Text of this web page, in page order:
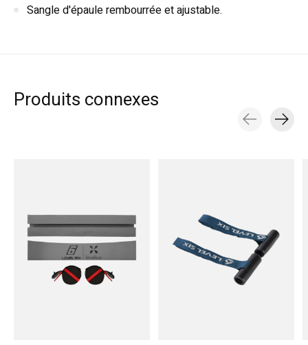
Sangle d'épaule rembourrée et ajustable.
Produits connexes